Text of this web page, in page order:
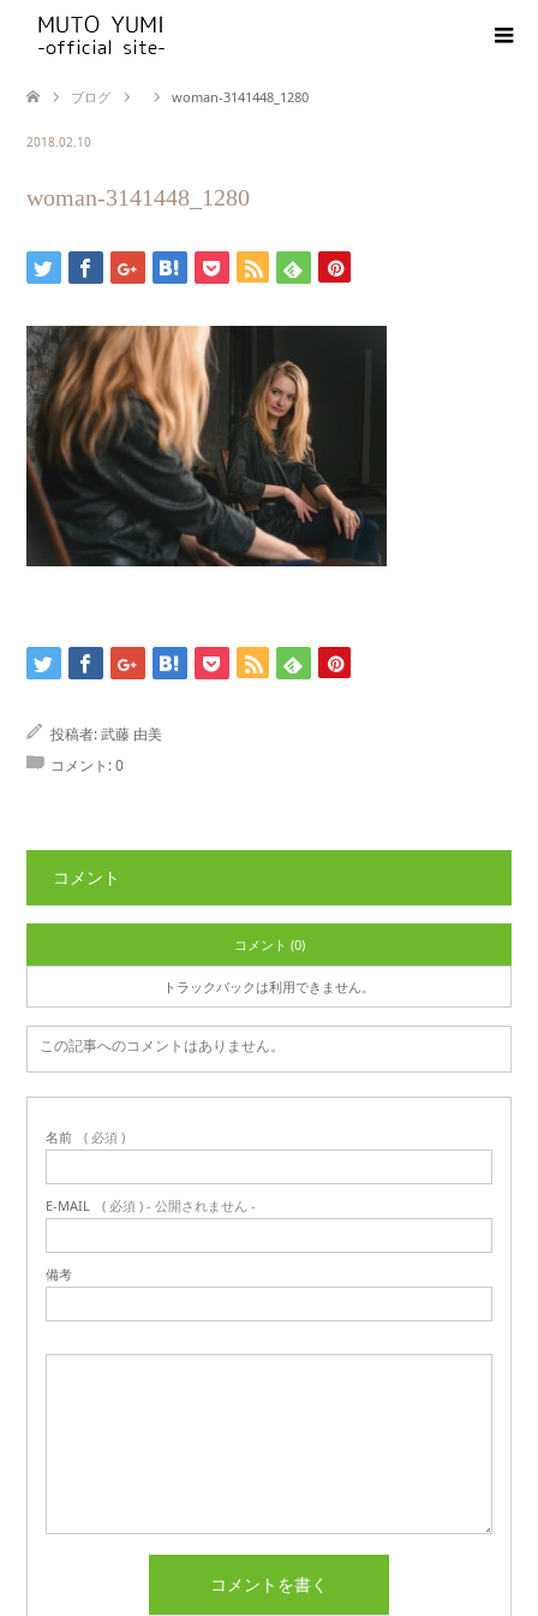
ブログ woman-3141448_1280
2018.02.10
woman-3141448_1280
投稿者:武藤 由美
コメント:0
コメント
コメント (0)
トラックバックは利用できません。
この記事へのコメントはありません。
名前 ( 必須 )
E-MAIL ( 必須 ) - 公開されません -
備考